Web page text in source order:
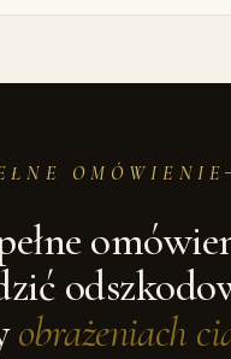
OMÓWIENIE
obrażeniach